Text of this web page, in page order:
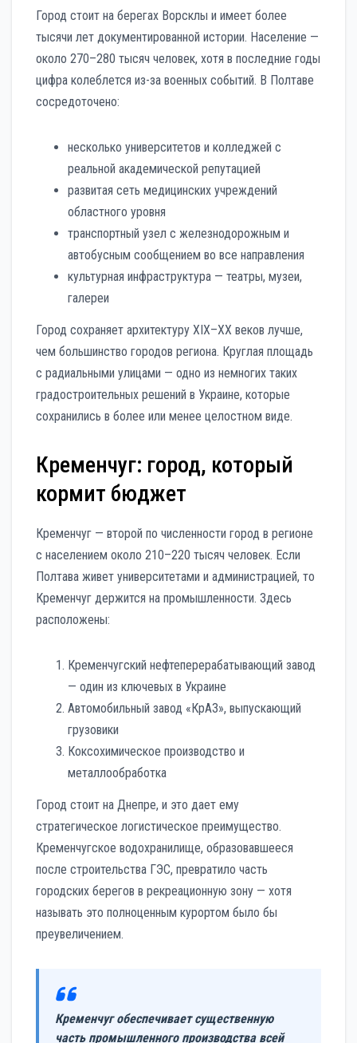
Город стоит на берегах Ворсклы и имеет более
тысячи лет документированной истории. Население —
около 270–280 тысяч человек, хотя в последние годы
цифра колеблется из-за военных событий. В Полтаве
сосредоточено:
несколько университетов и колледжей с
реальной академической репутацией
развитая сеть медицинских учреждений
областного уровня
транспортный узел с железнодорожным и
автобусным сообщением во все направления
культурная инфраструктура — театры, музеи,
галереи
Город сохраняет архитектуру XIX–XX веков лучше,
чем большинство городов региона. Круглая площадь
с радиальными улицами — одно из немногих таких
градостроительных решений в Украине, которые
сохранились в более или менее целостном виде.
Кременчуг: город, который
кормит бюджет
Кременчуг — второй по численности город в регионе
с населением около 210–220 тысяч человек. Если
Полтава живет университетами и администрацией, то
Кременчуг держится на промышленности. Здесь
расположены:
Кременчугский нефтеперерабатывающий завод
— один из ключевых в Украине
Автомобильный завод «КрАЗ», выпускающий
грузовики
Коксохимическое производство и
металлообработка
Город стоит на Днепре, и это дает ему
стратегическое логистическое преимущество.
Кременчугское водохранилище, образовавшееся
после строительства ГЭС, превратило часть
городских берегов в рекреационную зону — хотя
называть это полноценным курортом было бы
преувеличением.
Кременчуг обеспечивает существенную
часть промышленного производства всей